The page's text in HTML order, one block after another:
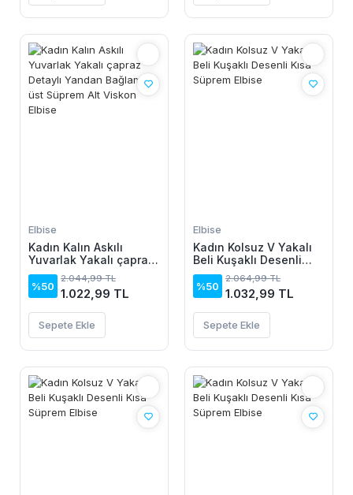
Elbise
Kadın Kalın Askılı
Yuvarlak Yakalı çapraz
Detaylı Yandan
Bağlamalı üst Süprem
Alt Viskon Elbise
%50
2.044,99 TL
1.022,99 TL
Sepete Ekle
Elbise
Kadın Kolsuz V Yakalı
Beli Kuşaklı Desenli
Kısa Süprem Elbise
%50
2.064,99 TL
1.032,99 TL
Sepete Ekle